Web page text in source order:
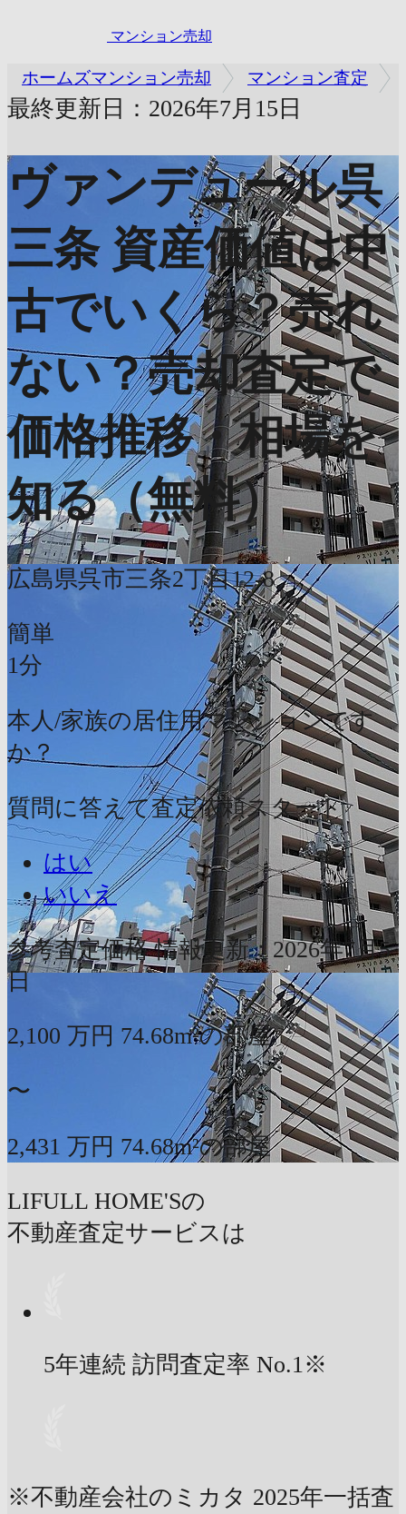
マンション売却
ホームズマンション売却 マンション査定
最終更新日：2026年7月15日
ヴァンデュール呉
三条 資産価値は中
古でいくら？売れ
ない？売却査定で
価格推移・相場を
知る（無料）
広島県呉市三条2丁目12-8
簡単
1分
本人/家族の居住用マンションです
か？
質問に答えて査定依頼スタート
はい
いいえ
参考査定価格 情報更新：2026年7月5
日
2,100 万円 74.68m²の部屋
〜
2,431 万円 74.68m²の部屋
LIFULL HOME'Sの
不動産査定サービスは
5年連続 訪問査定率 No.1※
※不動産会社のミカタ 2025年一括査